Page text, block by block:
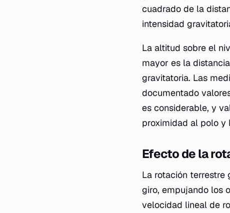
cuadrado de la
intensidad
La altitud sobre el
mayor es la
gravitatoria. Las
documentado
es considerable, y
proximidad al polo y
Efecto de la
La rotación terrestre
giro, empujando los
velocidad lineal de